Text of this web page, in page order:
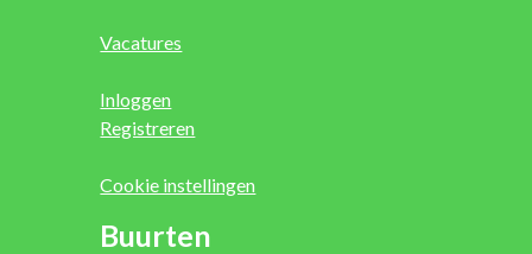
Vacatures
Inloggen
Registreren
Cookie instellingen
Buurten